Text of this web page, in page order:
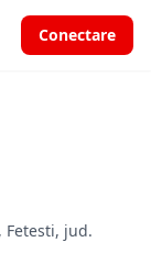
Conectare
Fetesti, jud.